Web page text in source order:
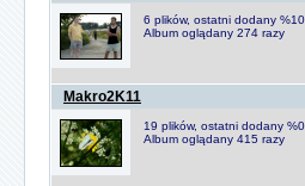
6 plików, ostatni dodany
Album oglądany 274 razy
Makro2K11
19 plików, ostatni dodany
Album oglądany 415 razy